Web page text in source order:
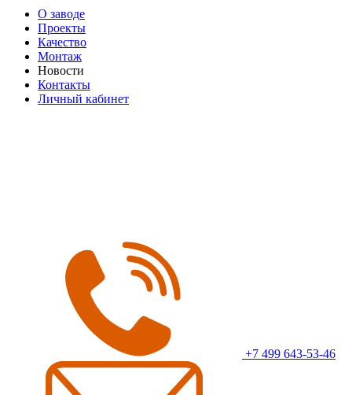
О заводе
Проекты
Качество
Монтаж
Новости
Контакты
Личный кабинет
+7 499 643-53-46